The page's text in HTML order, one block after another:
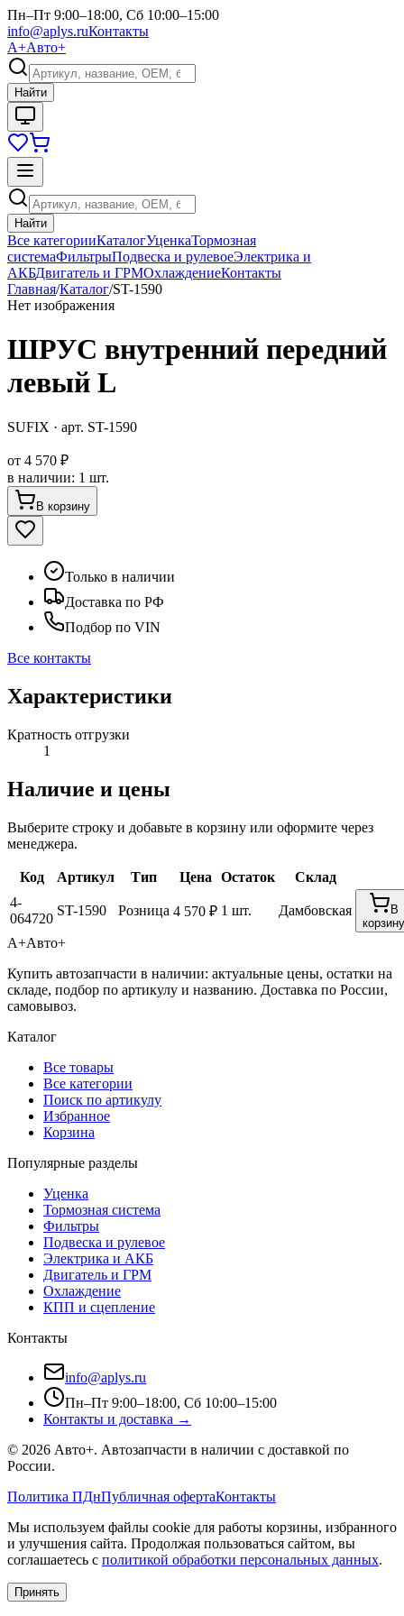
Пн–Пт 9:00–18:00, Сб 10:00–15:00
info@aplys.ruКонтакты
А+Авто+
Найти
Найти
Все категорииКаталогУценкаТормозная
системаФильтрыПодвеска и рулевоеЭлектрика и
АКБДвигатель и ГРМОхлаждениеКонтакты
Главная/Каталог/ST-1590
Нет изображения
ШРУС внутренний передний
левый L
SUFIX · арт. ST-1590
от 4 570 ₽
в наличии: 1 шт.
В корзину
Только в наличии
Доставка по РФ
Подбор по VIN
Все контакты
Характеристики
Кратность отгрузки
1
Наличие и цены
Выберите строку и добавьте в корзину или оформите через
менеджера.
Код Артикул Тип Цена Остаток
Склад
4-
064720
ST-1590 Розница 4 570 ₽ 1 шт. Дамбовская
В
корзину
А+Авто+
Купить автозапчасти в наличии: актуальные цены, остатки на
складе, подбор по артикулу и названию. Доставка по России,
самовывоз.
Каталог
Все товары
Все категории
Поиск по артикулу
Избранное
Корзина
Популярные разделы
Уценка
Тормозная система
Фильтры
Подвеска и рулевое
Электрика и АКБ
Двигатель и ГРМ
Охлаждение
КПП и сцепление
Контакты
info@aplys.ru
Пн–Пт 9:00–18:00, Сб 10:00–15:00
Контакты и доставка →
© 2026 Авто+. Автозапчасти в наличии с доставкой по
России.
Политика ПДнПубличная офертаКонтакты
Мы используем файлы cookie для работы корзины, избранного
и улучшения сайта. Продолжая пользоваться сайтом, вы
соглашаетесь с политикой обработки персональных данных.
Принять